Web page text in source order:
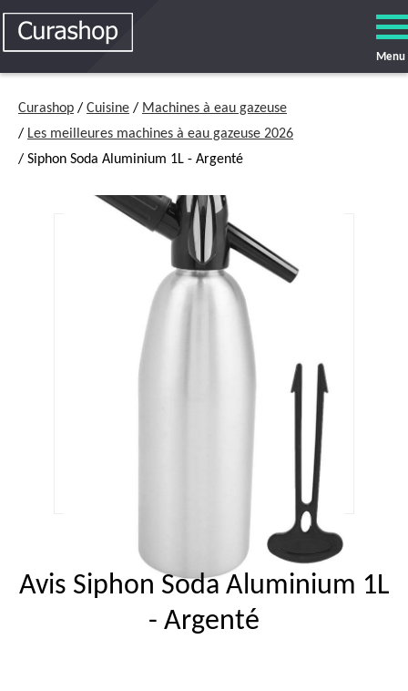
Menu
Curashop / Cuisine / Machines à eau gazeuse
/ Les meilleures machines à eau gazeuse 2026
/ Siphon Soda Aluminium 1L - Argenté
Avis Siphon Soda Aluminium 1L
- Argenté